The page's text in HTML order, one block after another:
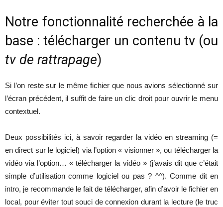
Notre fonctionnalité recherchée à la
base : télécharger un contenu tv (ou
tv de rattrapage)
Si l’on reste sur le même fichier que nous avions sélectionné sur
l’écran précédent, il suffit de faire un clic droit pour ouvrir le menu
contextuel.
Deux possibilités ici, à savoir regarder la vidéo en streaming (=
en direct sur le logiciel) via l’option « visionner », ou télécharger la
vidéo via l’option… « télécharger la vidéo » (j’avais dit que c’était
simple d’utilisation comme logiciel ou pas ? ^^). Comme dit en
intro, je recommande le fait de télécharger, afin d’avoir le fichier en
local, pour éviter tout souci de connexion durant la lecture (le truc